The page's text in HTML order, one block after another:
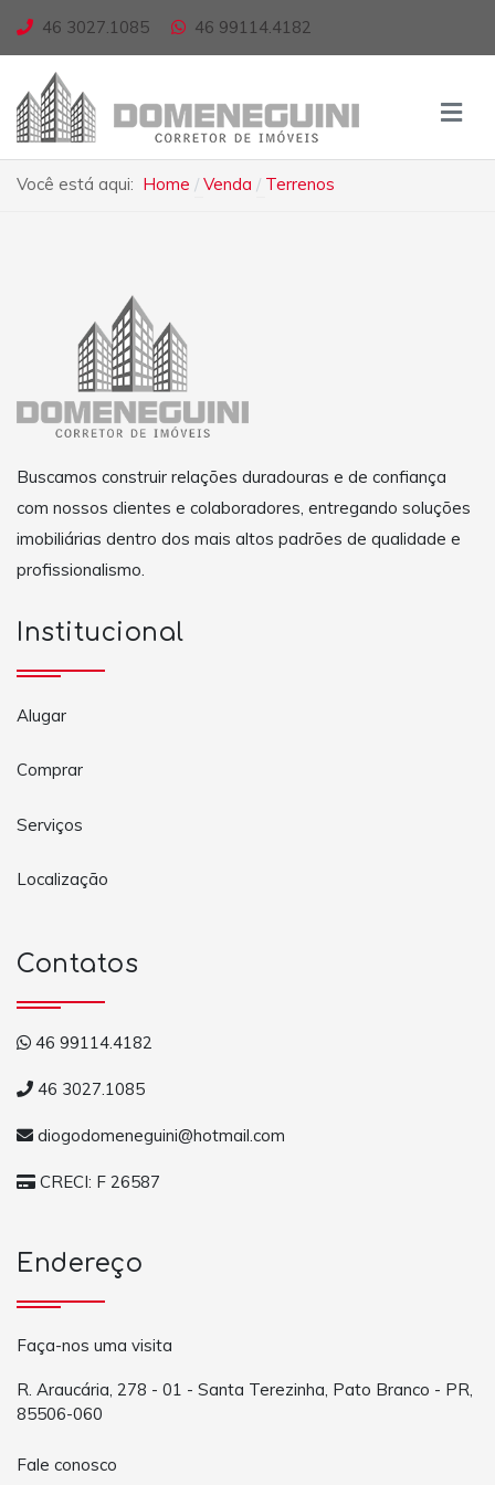
46 3027.1085 46 99114.4182
Você está aqui: Home Venda Terrenos
Buscamos construir relações duradouras e de confiança
com nossos clientes e colaboradores, entregando soluções
imobiliárias dentro dos mais altos padrões de qualidade e
profissionalismo.
Institucional
Alugar
Comprar
Serviços
Localização
Contatos
46 99114.4182
46 3027.1085
diogodomeneguini@hotmail.com
CRECI: F 26587
Endereço
Faça-nos uma visita
R. Araucária, 278 - 01 - Santa Terezinha, Pato Branco - PR,
85506-060
Fale conosco